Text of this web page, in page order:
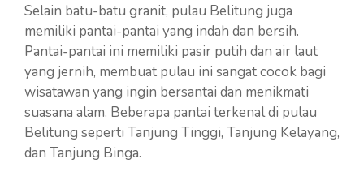
Selain batu-batu granit, pulau Belitung juga
memiliki pantai-pantai yang indah dan bersih.
Pantai-pantai ini memiliki pasir putih dan air laut
yang jernih, membuat pulau ini sangat cocok bagi
wisatawan yang ingin bersantai dan menikmati
suasana alam. Beberapa pantai terkenal di pulau
Belitung seperti Tanjung Tinggi, Tanjung Kelayang,
dan Tanjung Binga.